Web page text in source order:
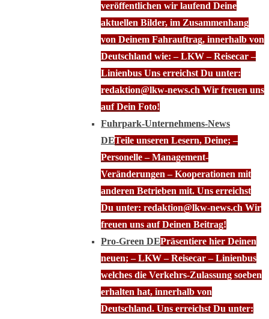
veröffentlichen wir laufend Deine
aktuellen Bilder, im Zusammenhang
von Deinem Fahrauftrag, innerhalb von
Deutschland wie: – LKW – Reisecar –
Linienbus Uns erreichst Du unter:
redaktion@lkw-news.ch Wir freuen uns
auf Dein Foto!
Fuhrpark-Unternehmens-News
DETeile unseren Lesern, Deine; –
Personelle – Management-
Veränderungen – Kooperationen mit
anderen Betrieben mit. Uns erreichst
Du unter: redaktion@lkw-news.ch Wir
freuen uns auf Deinen Beitrag!
Pro-Green DEPräsentiere hier Deinen
neuen; – LKW – Reisecar – Linienbus
welches die Verkehrs-Zulassung soeben
erhalten hat, innerhalb von
Deutschland. Uns erreichst Du unter: